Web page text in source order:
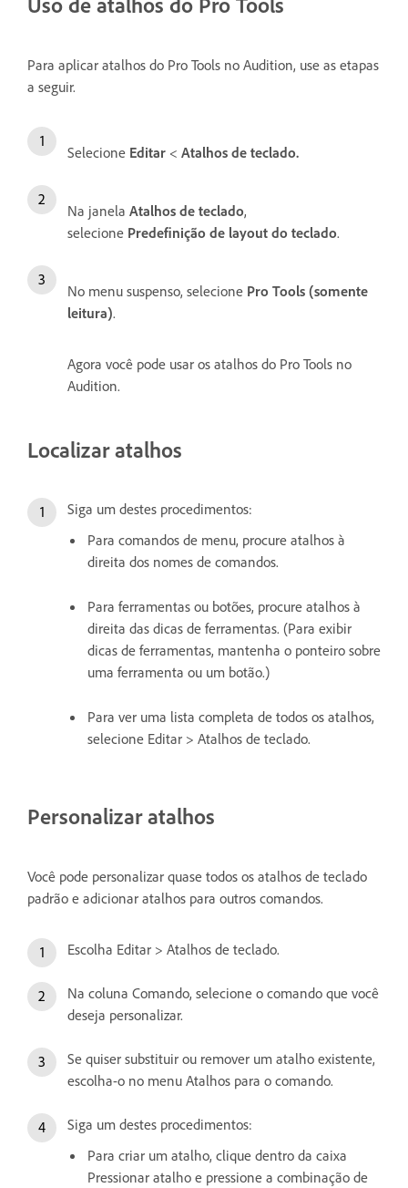
Para aplicar atalhos do Pro Tools no Audition, use as etapas
a seguir.
Selecione Editar < Atalhos de teclado.
Na janela Atalhos de teclado,
selecione Predefinição de layout do teclado.
No menu suspenso, selecione Pro Tools (somente
leitura).
Agora você pode usar os atalhos do Pro Tools no
Audition.
Localizar atalhos
Siga um destes procedimentos:
Para comandos de menu, procure atalhos à
direita dos nomes de comandos.
Para ferramentas ou botões, procure atalhos à
direita das dicas de ferramentas. (Para exibir
dicas de ferramentas, mantenha o ponteiro sobre
uma ferramenta ou um botão.)
Para ver uma lista completa de todos os atalhos,
selecione Editar > Atalhos de teclado.
Personalizar atalhos
Você pode personalizar quase todos os atalhos de teclado
padrão e adicionar atalhos para outros comandos.
Escolha Editar > Atalhos de teclado.
Na coluna Comando, selecione o comando que você
deseja personalizar.
Se quiser substituir ou remover um atalho existente,
escolha-o no menu Atalhos para o comando.
Siga um destes procedimentos:
Para criar um atalho, clique dentro da caixa
Pressionar atalho e pressione a combinação de